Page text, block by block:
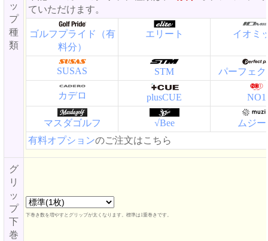
ッ
プ
種
類
ていただけます。
ゴルフプライド（有
料分）
エリート イオミ
SUSAS STM パーフェ
カデロ plusCUE NO1
マスダゴルフ √Bee
ムジ
有料オプションのご注文はこちら
グ
リ
ッ
プ
下
巻
下巻き数を増やすとグリップが太くなります。標準は1重巻きです。